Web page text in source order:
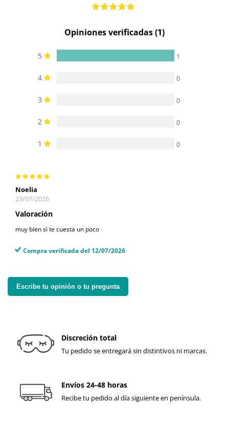
Opiniones verificadas (1)
5 1
4 0
3 0
2 0
1 0
Noelia
23/07/2026
Valoración
muy bien si te cuesta un poco
Compra verificada del 12/07/2026
Escribe tu opinión o tu pregunta
Discreción total
Tu pedido se entregará sin distintivos ni marcas.
Envíos 24-48 horas
Recibe tu pedido al día siguiente en península.